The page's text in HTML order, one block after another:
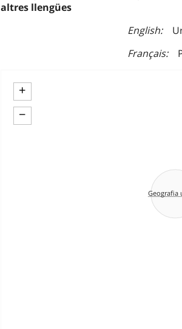
altres llengües
English
Français
+
−
Geografia